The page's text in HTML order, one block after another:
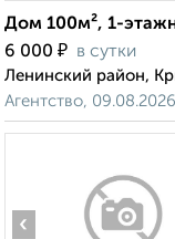
Дом 100м², 1-
6 000 ₽ в сутки
Ленинский район,
Агентство, 09.08.2026
‹